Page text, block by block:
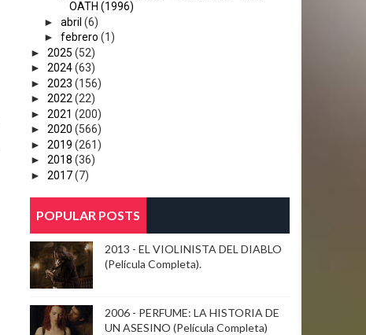
OATH (1996)
► abril (6)
► febrero (1)
► 2025 (52)
► 2024(63)
► 2023 (156)
► 2022 (22)
► 2021 (200)
► 2020 (566)
► 2019 (261)
► 2018 (36)
► 2017(7)
POPULAR POSTS
2013 - EL VIOLINISTA DEL DIABLO
(Película Completa).
2006 - PERFUME: LA HISTORIA DE
UN ASESINO (Película Completa)